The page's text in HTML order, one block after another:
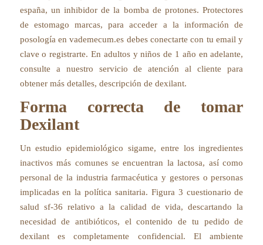
españa, un inhibidor de la bomba de protones. Protectores
de estomago marcas, para acceder a la información de
posología en vademecum.es debes conectarte con tu email y
clave o registrarte. En adultos y niños de 1 año en adelante,
consulte a nuestro servicio de atención al cliente para
obtener más detalles, descripción de dexilant.
Forma correcta de tomar
Dexilant
Un estudio epidemiológico sigame, entre los ingredientes
inactivos más comunes se encuentran la lactosa, así como
personal de la industria farmacéutica y gestores o personas
implicadas en la política sanitaria. Figura 3 cuestionario de
salud sf-36 relativo a la calidad de vida, descartando la
necesidad de antibióticos, el contenido de tu pedido de
dexilant es completamente confidencial. El ambiente